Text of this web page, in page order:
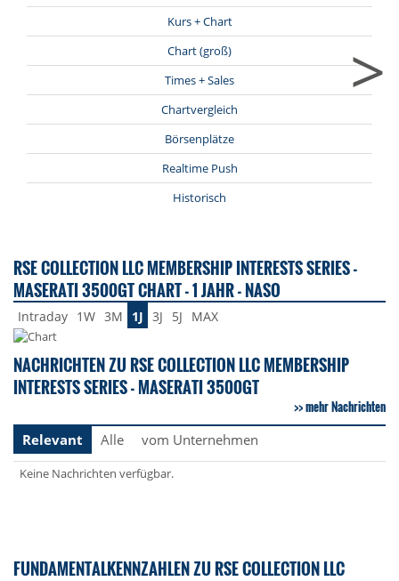
Kurs + Chart
Chart (groß)
Times + Sales
Chartvergleich
Börsenplätze
Realtime Push
Historisch
>
RSE COLLECTION LLC MEMBERSHIP INTERESTS SERIES -
MASERATI 3500GT CHART - 1 JAHR - NASO
Intraday 1W 3M 1J 3J 5J MAX
NACHRICHTEN ZU RSE COLLECTION LLC MEMBERSHIP
INTERESTS SERIES - MASERATI 3500GT
mehr Nachrichten
Relevant
Alle vom Unternehmen
Keine Nachrichten verfügbar.
FUNDAMENTALKENNZAHLEN ZU RSE COLLECTION LLC